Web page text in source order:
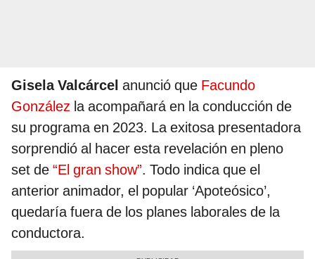
Gisela Valcárcel anunció que Facundo
González la acompañará en la conducción de
su programa en 2023. La exitosa presentadora
sorprendió al hacer esta revelación en pleno
set de “El gran show”. Todo indica que el
anterior animador, el popular ‘Apoteósico’,
quedaría fuera de los planes laborales de la
conductora.